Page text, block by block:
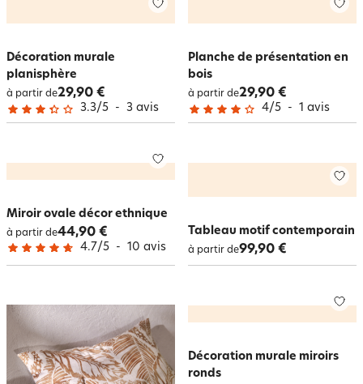
Décoration murale
planisphère
à partir de29,90 €
3.3/5 - 3 avis
Planche de présentation en
bois
à partir de29,90 €
4/5 - 1 avis
Miroir ovale décor ethnique
à partir de44,90 €
4.7/5 - 10 avis
Tableau motif contemporain
à partir de99,90 €
Décoration murale miroirs
ronds